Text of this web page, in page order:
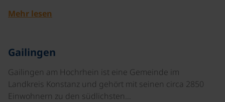
Mehr lesen
Gailingen
Gailingen am Hochrhein ist eine Gemeinde im
Landkreis Konstanz und gehört mit seinen circa 2850
Einwohnern zu den südlichsten…